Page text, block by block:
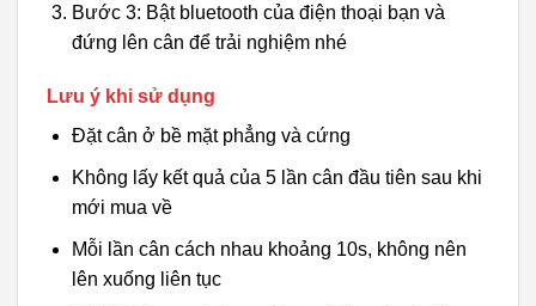
Bước 3: Bật bluetooth của điện thoại bạn và
đứng lên cân để trải nghiệm nhé
Lưu ý khi sử dụng
Đặt cân ở bề mặt phẳng và cứng
Không lấy kết quả của 5 lần cân đầu tiên sau khi
mới mua về
Mỗi lần cân cách nhau khoảng 10s, không nên
lên xuống liên tục